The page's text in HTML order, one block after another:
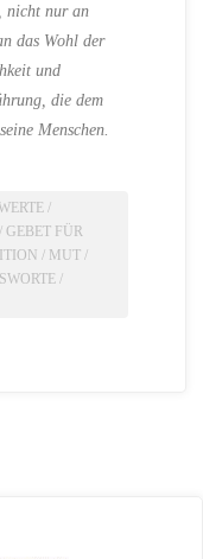
nicht nur an
das Wohl der
und
die dem
Menschen.
/
/GEBET FÜR
/ MUT
/
/